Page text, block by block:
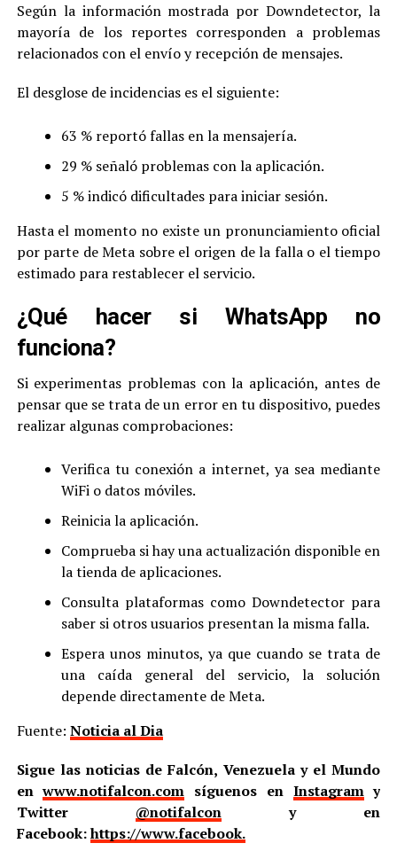
Según la información mostrada por Downdetector, la
mayoría de los reportes corresponden a problemas
relacionados con el envío y recepción de mensajes.
El desglose de incidencias es el siguiente:
63 % reportó fallas en la mensajería.
29 % señaló problemas con la aplicación.
5 % indicó dificultades para iniciar sesión.
Hasta el momento no existe un pronunciamiento oficial
por parte de Meta sobre el origen de la falla o el tiempo
estimado para restablecer el servicio.
¿Qué hacer si WhatsApp no
funciona?
Si experimentas problemas con la aplicación, antes de
pensar que se trata de un error en tu dispositivo, puedes
realizar algunas comprobaciones:
Verifica tu conexión a internet, ya sea mediante
WiFi o datos móviles.
Reinicia la aplicación.
Comprueba si hay una actualización disponible en
la tienda de aplicaciones.
Consulta plataformas como Downdetector para
saber si otros usuarios presentan la misma falla.
Espera unos minutos, ya que cuando se trata de
una caída general del servicio, la solución
depende directamente de Meta.
Fuente: Noticia al Dia
Sigue las noticias de Falcón, Venezuela y el Mundo
enwww.notifalcon.com síguenos en Instagramy
Twitter @notifalcony en
Facebook:https://www.facebook.